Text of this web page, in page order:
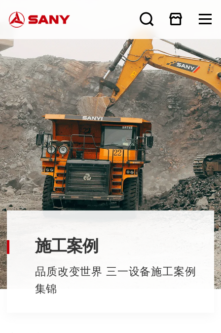
施工案例
品质改变世界 三一设备施工案例
集锦